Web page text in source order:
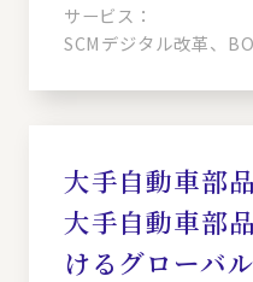
サービス：
SCMデジタル改革、
大手自動車部
大手自動車部
けるグローバ